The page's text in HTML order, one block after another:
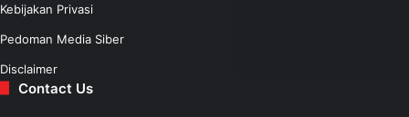
Kebijakan Privasi
Pedoman Media Siber
Disclaimer
Contact Us